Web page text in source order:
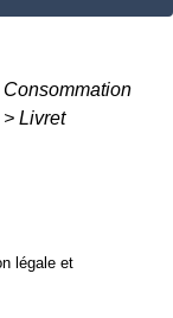
> Livret
légale et